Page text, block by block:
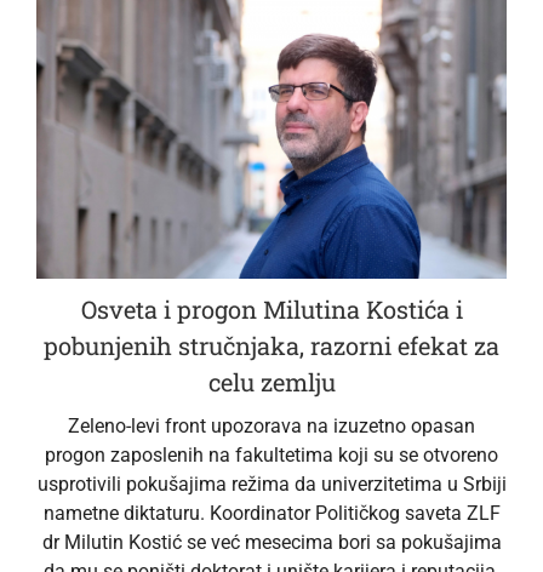
Osveta i progon Milutina Kostića i
pobunjenih stručnjaka, razorni efekat za
celu zemlju
Zeleno-levi front upozorava na izuzetno opasan
progon zaposlenih na fakultetima koji su se otvoreno
usprotivili pokušajima režima da univerzitetima u Srbiji
nametne diktaturu. Koordinator Političkog saveta ZLF
dr Milutin Kostić se već mesecima bori sa pokušajima